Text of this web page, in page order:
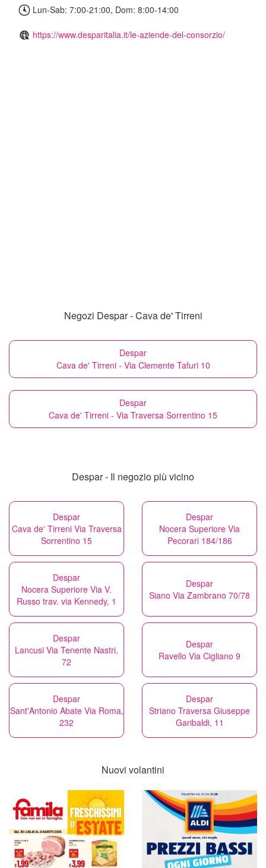
Lun-Sab: 7:00-21:00, Dom: 8:00-14:00
https://www.desparitalia.it/le-aziende-del-consorzio/
Negozi Despar - Cava de' Tirreni
Despar
Cava de' Tirreni - Via Clemente Tafuri 10
Despar
Cava de' Tirreni - Via Traversa Sorrentino 15
Despar - Il negozio più vicino
Despar
Cava de' Tirreni Via Traversa
Sorrentino 15
Despar
Nocera Superiore Via
Pecorari 184/186
Despar
Nocera Superiore Via V.
Russo trav. via Kennedy, 1
Despar
Siano Via Zambrano 70/78
Despar
Lancusi Via Tenente Nastri,
72
Despar
Ravello Via Cigliano 9
Despar
Sant'Antonio Abate Via Roma,
232
Despar
Striano Traversa Giuseppe
Garibaldi, 11
Nuovi volantini